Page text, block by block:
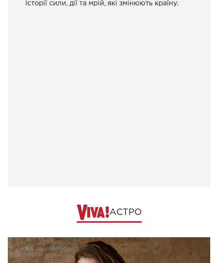
Історії сили, дії та мрій, які змінюють країну.
АСТРО